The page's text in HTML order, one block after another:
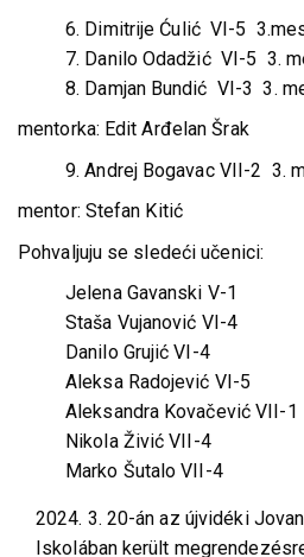
6. Dimitrije Ćulić VI-5
7. Danilo Odadžić VI-5 3.
8. Damjan Bundić VI-3 3.
mentorka: Edit Arđelan Šrak
9. Andrej Bogavac VII-2 3.
mentor: Stefan Kitić
Pohvaljuju se sledeći učenici:
Jelena Gavanski V-1
Staša Vujanović VI-4
Danilo Grujić VI-4
Aleksa Radojević VI-5
Aleksandra Kovačević VII-1
Nikola Živić VII-4
Marko Šutalo VII-4
2024. 3. 20-án az újvidéki
Iskolában került